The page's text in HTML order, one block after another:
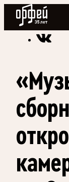
Радио Орфей
Радио